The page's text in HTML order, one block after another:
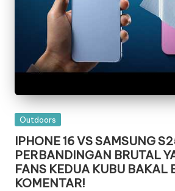
Posted
Outdoors
IPHONE 16 VS SAMSUNG
PERBANDINGAN BRUTAL
FANS KEDUA KUBU BAKAL
KOMENTAR!